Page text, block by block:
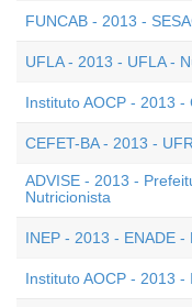
FUNCAB - 2013 -
UFLA - 2013 - UFLA -
Instituto AOCP - 2013
CEFET-BA - 2013 -
ADVISE - 2013 -
Nutricionista
INEP - 2013 - ENADE -
Instituto AOCP - 2013 -